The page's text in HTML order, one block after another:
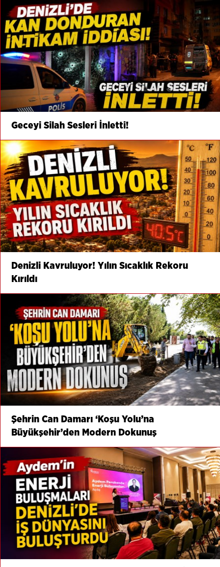
Geceyi Silah Sesleri İnletti!
Denizli Kavruluyor! Yılın Sıcaklık Rekoru
Kırıldı
Şehrin Can Damarı ‘Koşu Yolu’na
Büyükşehir’den Modern Dokunuş